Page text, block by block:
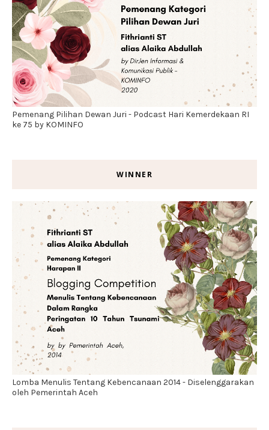
Pemenang Pilihan Dewan Juri - Podcast Hari Kemerdekaan RI
ke 75 by KOMINFO
WINNER
Lomba Menulis Tentang Kebencanaan 2014 - Diselenggarakan
oleh Pemerintah Aceh